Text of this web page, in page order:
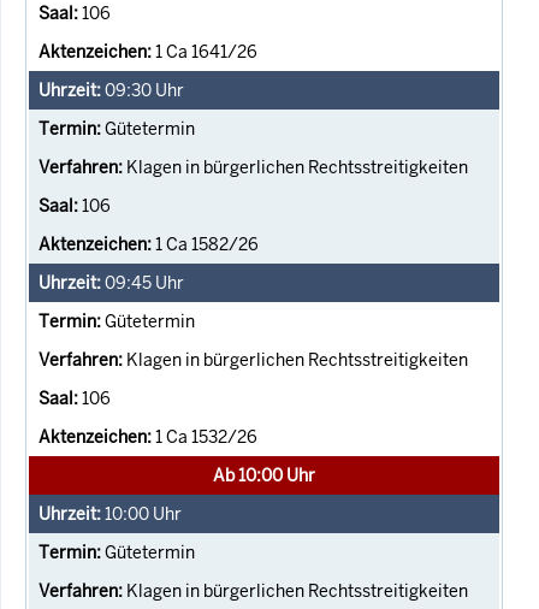
106
1 Ca 1641/26
09:30 Uhr
Gütetermin
Klagen in bürgerlichen Rechtsstreitigkeiten
106
1 Ca 1582/26
09:45 Uhr
Gütetermin
Klagen in bürgerlichen Rechtsstreitigkeiten
106
1 Ca 1532/26
Ab 10:00 Uhr
10:00 Uhr
Gütetermin
Klagen in bürgerlichen Rechtsstreitigkeiten